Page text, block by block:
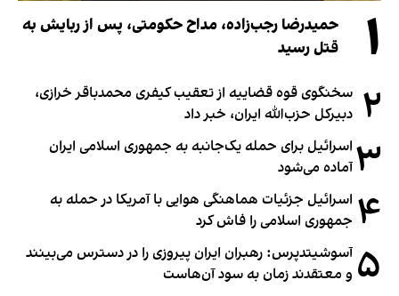
۱
حمیدرضا رجب‌زاده، مداح حکومتی، پس از ربایش به
قتل رسید
۲ سخنگوی قوه قضاییه از تعقیب کیفری محمدباقر خرازی،
دبیر‌کل حزب‌الله ایران، خبر داد
۳ اسرائیل برای حمله یک‌جانبه به جمهوری اسلامی ایران
آماده می‌شود
۴ اسرائیل جزئیات هماهنگی هوایی با آمریکا در حمله به
جمهوری اسلامی را فاش کرد
۵ آسوشیتدپرس: رهبران ایران پیروزی را در دسترس می‌بینند
و معتقدند زمان به سود آن‌هاست